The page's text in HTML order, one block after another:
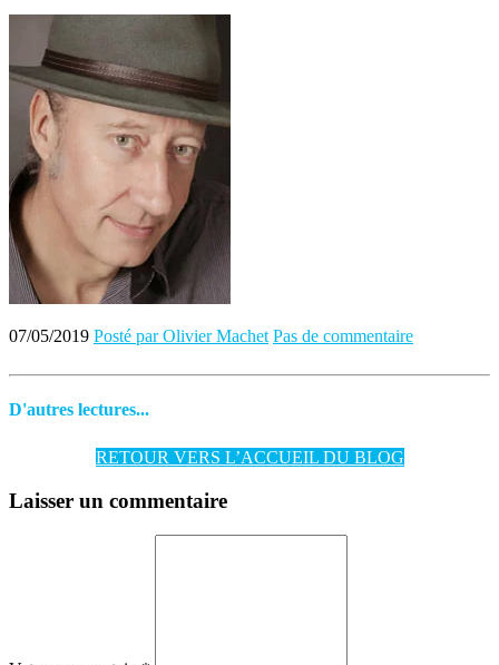
07/05/2019 Posté par Olivier Machet Pas de commentaire
D'autres lectures...
RETOUR VERS L’ACCUEIL DU BLOG
Laisser un commentaire